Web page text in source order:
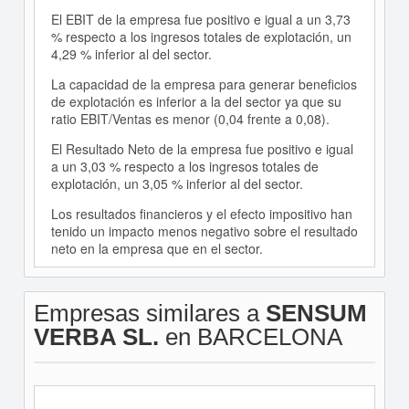
El EBIT de la empresa fue positivo e igual a un 3,73
% respecto a los ingresos totales de explotación, un
4,29 % inferior al del sector.
La capacidad de la empresa para generar beneficios
de explotación es inferior a la del sector ya que su
ratio EBIT/Ventas es menor (0,04 frente a 0,08).
El Resultado Neto de la empresa fue positivo e igual
a un 3,03 % respecto a los ingresos totales de
explotación, un 3,05 % inferior al del sector.
Los resultados financieros y el efecto impositivo han
tenido un impacto menos negativo sobre el resultado
neto en la empresa que en el sector.
Empresas similares a SENSUM
VERBA SL. en BARCELONA